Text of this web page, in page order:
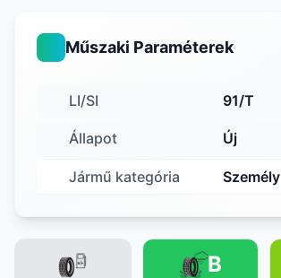
Műszaki Paraméterek
LI/SI 91/T
Állapot Új
Jármű kategória Személy
B